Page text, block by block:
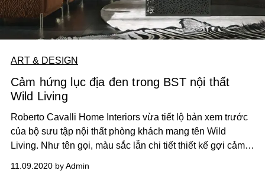
ART & DESIGN
Cảm hứng lục địa đen trong BST nội thất
Wild Living
Roberto Cavalli Home Interiors vừa tiết lộ bản xem trước
của bộ sưu tập nội thất phòng khách mang tên Wild
Living. Như tên gọi, màu sắc lẫn chi tiết thiết kế gợi cảm
11.09.2020 by Admin